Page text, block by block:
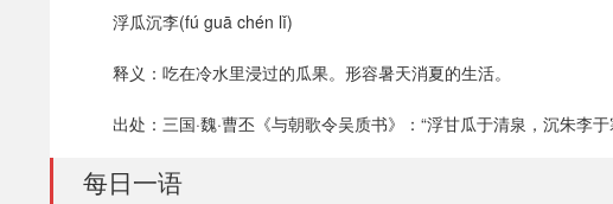
浮瓜沉李(fú guā chén lǐ)
释义：吃在冷水里浸过的瓜果。形容暑天消夏的生活。
出处：三国·魏·曹丕《与朝歌令吴质书》：“浮甘瓜于清泉，沉朱李于
每日一语